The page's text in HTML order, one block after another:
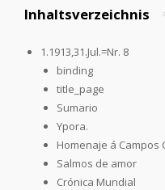
Inhaltsverzeichnis
1.1913,31.Jul.=Nr. 8
binding
title_page
Sumario
Ypora.
Homenaje á Campos
Salmos de amor
Crónica Mundial